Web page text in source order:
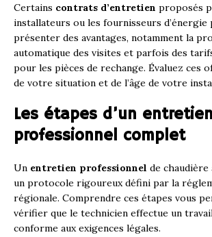
Certains contrats d’entretien proposés
installateurs ou les fournisseurs d’énergie
présenter des avantages, notamment la
automatique des visites et parfois des
pour les pièces de rechange. Évaluez ces
de votre situation et de l’âge de votre
Les étapes d’un entretien
professionnel complet
Un entretien professionnel de chaudière
un protocole rigoureux défini par la
régionale. Comprendre ces étapes vous
vérifier que le technicien effectue un
conforme aux exigences légales.